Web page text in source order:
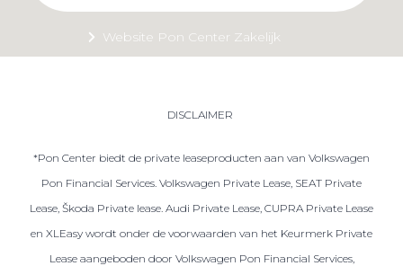
Website Pon Center Zakelijk
Berijdersinfo
DISCLAIMER
*Pon Center biedt de private leaseproducten aan van Volkswagen
Pon Financial Services. Volkswagen Private Lease, SEAT Private
Lease, Škoda Private lease. Audi Private Lease, CUPRA Private Lease
en XLEasy wordt onder de voorwaarden van het Keurmerk Private
Lease aangeboden door Volkswagen Pon Financial Services,